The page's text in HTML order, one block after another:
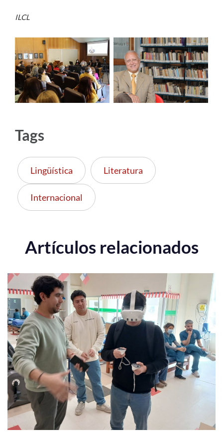
ILCL
Tags
Lingüística Literatura
Internacional
Artículos relacionados